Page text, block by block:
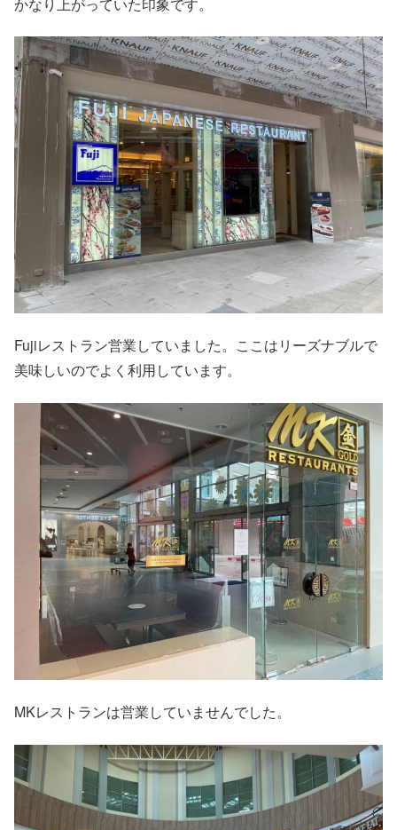
Fujiレストラン営業していました。ここはリーズナブルで
美味しいのでよく利用しています。
MKレストランは営業していませんでした。